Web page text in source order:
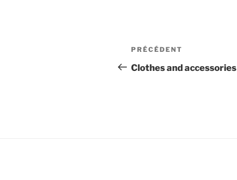
Navigation
de
Article
précédent
PRÉCÉDENT
Clothes and accessories